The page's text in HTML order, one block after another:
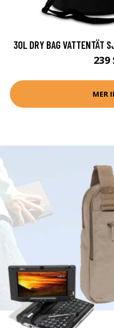
30L DRY BAG VATTENTÄT
239
MER